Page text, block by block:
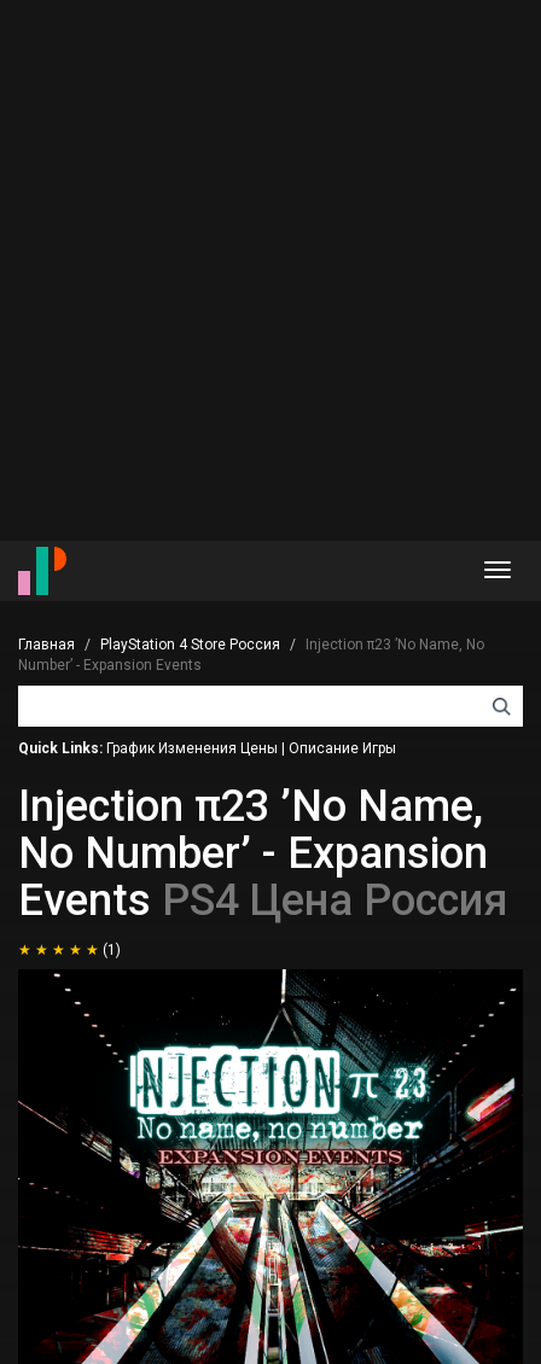
Главная PlayStation 4 Store Россия
Injection π23 ’No Name, No
Number’ - Expansion Events
Quick Links: График Изменения Цены Описание Игры
Injection π23 ’No Name,
No Number’ - Expansion
Events PS4 Цена Россия
(1)